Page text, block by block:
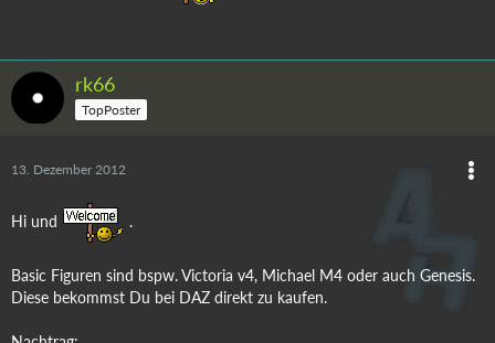
rk66
TopPoster
13. Dezember 2012
Hi und .
Basic Figuren sind bspw. Victoria v4, Michael M4 oder auch Genesis.
Diese bekommst Du bei DAZ direkt zu kaufen.